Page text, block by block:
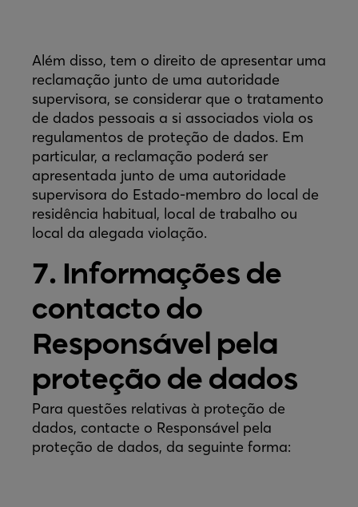
Além disso, tem o direito de apresentar uma
reclamação junto de uma autoridade
supervisora, se considerar que o tratamento
de dados pessoais a si associados viola os
regulamentos de proteção de dados. Em
particular, a reclamação poderá ser
apresentada junto de uma autoridade
supervisora do Estado-membro do local de
residência habitual, local de trabalho ou
local da alegada violação.
7. Informações de
contacto do
Responsável pela
proteção de dados
Para questões relativas à proteção de
dados, contacte o Responsável pela
proteção de dados, da seguinte forma: